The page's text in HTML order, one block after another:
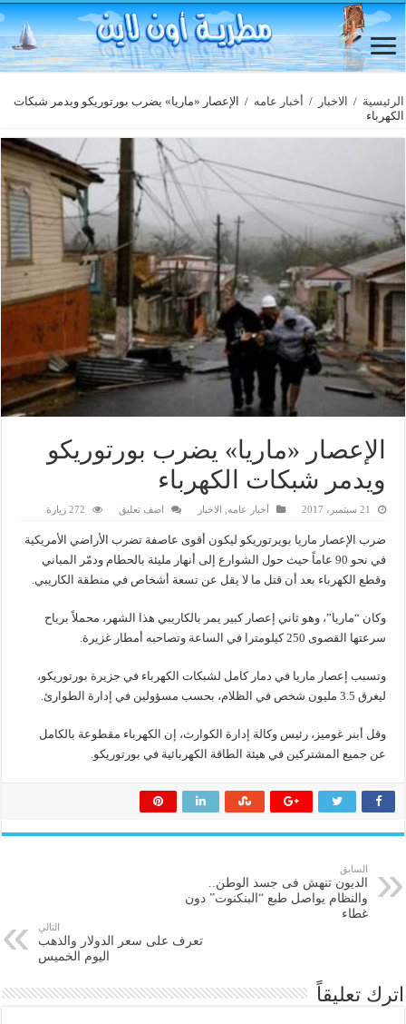
الرئيسية / الاخبار / أخبار عامه / الإعصار «ماريا» يضرب بورتوريكو ويدمر شبكات
الكهرباء
الإعصار «ماريا» يضرب بورتوريكو
ويدمر شبكات الكهرباء
21 سبتمبر، 2017 أخبار عامه الاخبار اضف تعليق 272 زيارة
ضرب الإعصار ماريا بويرتوريكو ليكون أقوى عاصفة تضرب الأراضي الأمريكية
في نحو 90 عاماً حيث حول الشوارع إلى أنهار مليئة بالحطام ودمّر المباني
وقطع الكهرباء بعد أن قتل ما لا يقل عن تسعة أشخاص في منطقة الكاريبي.
وكان “ماريا”، وهو ثاني إعصار كبير يمر بالكاريبي هذا الشهر، محملاً برياح
سرعتها القصوى 250 كيلومترا في الساعة وتصاحبه أمطار غزيرة.
وتسبب إعصار ماريا في دمار كامل لشبكات الكهرباء في جزيرة بورتوريكو،
ليغرق 3.5 مليون شخص في الظلام، بحسب مسؤولين في إدارة الطوارئ.
وقل أبنر غوميز، رئيس وكالة إدارة الكوارث، إن الكهرباء مقطوعة بالكامل
عن جميع المشتركين في هيئة الطاقة الكهربائية في بورتوريكو.
السابق
الديون تنهش فى جسد الوطن..
والنظام يواصل طبع “البنكنوت” دون
غطاء
التالي
تعرف على سعر الدولار والذهب
اليوم الخميس
اترك تعليقاً